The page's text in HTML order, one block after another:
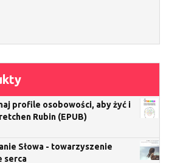
profile osobowości, aby żyć i
Rubin (EPUB)
Słowa - towarzyszenie
serca